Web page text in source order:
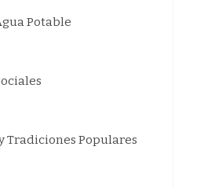
Potable
Tradiciones Populares